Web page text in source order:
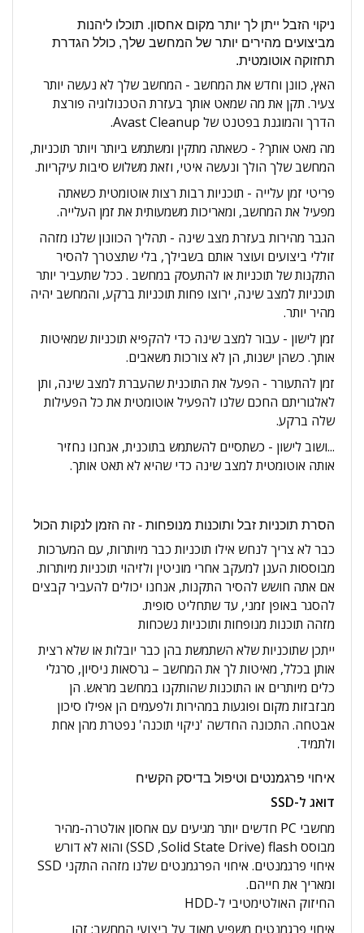
ניקוי הזבל ייתן לך יותר מקום אחסון. תוכלו ליהנות
מביצועים מהירים יותר של המחשב שלך, כולל הגדרת
תחזוקה אוטומטית.
האץ, כוונן וחדש את המחשב - המחשב שלך לא נעשה יותר
צעיר. תקן את מה שמאט אותך בעזרת הטכנולוגיה פורצת
הדרך והמוגנת בפטנט של Avast Cleanup.
מה מאט אותך? - כשאתה מתקין ומשתמש ביותר ויותר תוכניות,
המחשב שלך הולך ונעשה איטי, וזאת משלוש סיבות עיקריות.
פריטי זמן עלייה - תוכניות רבות רצות אוטומטית כשאתה
מפעיל את המחשב, ומאריכות משמעותית את זמן העלייה.
הגבר מהירות בעזרת מצב שינה - תהליך הכוונון שלנו מזהה
זוללי ביצועים ועוצר אותם בשבילך, בלי שתצטרך להסיר
התקנות של תוכניות או להתעסק במחשב . ככל שתעביר יותר
תוכניות למצב שינה, ירוצו פחות תוכניות ברקע, והמחשב יהיה
מהיר יותר.
זמן לישון - עבור למצב שינה כדי להקפיא תוכניות שמאיטות
אותך. כשהן ישנות, הן לא צורכות משאבים.
זמן להתעורר - הפעל את התוכנית שהעברת למצב שינה, ותן
לאלגוריתם החכם שלנו להפעיל אוטומטית את כל הפעילות
שלה ברקע.
...ושוב לישון - כשתסיים להשתמש בתוכנית, אנחנו נחזיר
אותה אוטומטית למצב שינה כדי שהיא לא תאט אותך.
הסרת תוכניות זבל ותוכנות מנופחות - זה הזמן לנקות הכול
כבר לא צריך לנחש אילו תוכניות כבר מיותרות, עם המערכות
מבוססות הענן למעקב אחרי מוניטין ולזיהוי תוכניות מיותרות.
אם אתה חושש להסיר התקנות, אנחנו יכולים להעביר קבצים
להסגר באופן זמני, עד שתחליט סופית.
מזהה תוכנות מנופחות ותוכניות נשכחות
ייתכן שתוכניות שלא השתמשת בהן כבר יובלות או שלא רצית
אותן בכלל, מאיטות לך את המחשב – גרסאות ניסיון, סרגלי
כלים מיותרים או התוכנות שהותקנו במחשב מראש. הן
מבזבזות מקום ופוגעות במהירות ולפעמים הן אפילו סיכון
אבטחה. התכונה החדשה 'ניקוי תוכנה' נפטרת מהן אחת
ולתמיד.
איחוי פרגמנטים וטיפול בדיסק הקשיח
דואג ל-SSD
מחשבי PC חדשים יותר מגיעים עם אחסון אולטרה-מהיר
מבוסס flash‏ (Solid State Drive‏, SSD) והוא לא דורש
איחוי פרגמנטים. איחוי הפרגמנטים שלנו מזהה התקני SSD
ומאריך את חייהם.
החיזוק האולטימטיבי ל-HDD
איחוי פרגמנטים משפיע מאוד על ביצועי המחשב: זהו